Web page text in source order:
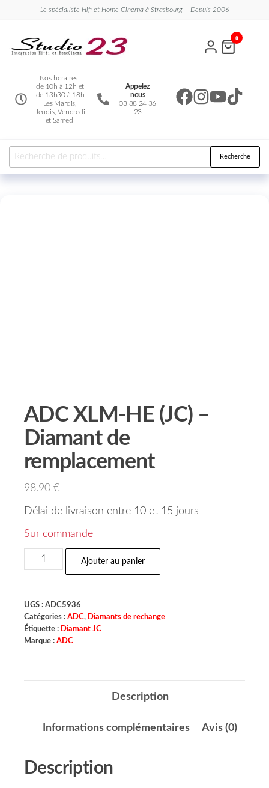
Le spécialiste Hifi et Home Cinema à Strasbourg – Depuis 2006
Nos horaires :
de 10h à 12h et
de 13h30 à 18h
Les Mardis,
Jeudis, Vendredi
et Samedi
Appelez
nous
03 88 24 36
23
0
Recherche
ADC XLM-HE (JC) –
Diamant de
remplacement
98.90 €
Délai de livraison entre 10 et 15 jours
Sur commande
Ajouter au panier
UGS : ADC5936
Catégories : ADC, Diamants de rechange
Étiquette : Diamant JC
Marque : ADC
Description
Informations complémentaires Avis (0)
Description